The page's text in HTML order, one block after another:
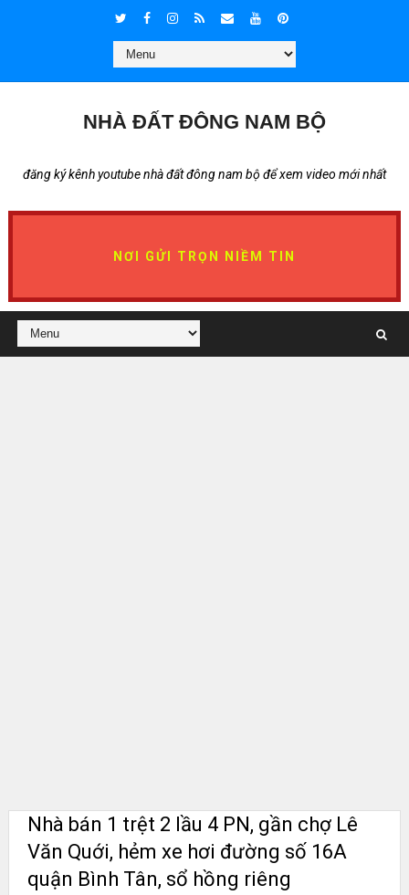
NHÀ ĐẤT ĐÔNG NAM BỘ
đăng ký kênh youtube nhà đất đông nam bộ để xem video mới nhất
NƠI GỬI TRỌN NIỀM TIN
Nhà bán 1 trệt 2 lầu 4 PN, gần chợ Lê
Văn Quới, hẻm xe hơi đường số 16A
quận Bình Tân, sổ hồng riêng